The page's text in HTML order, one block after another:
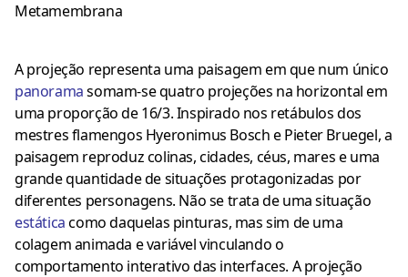
Metamembrana
A projeção representa uma paisagem em que num único
panoramasomam-se quatro projeções na horizontal em
uma proporção de 16/3. Inspirado nos retábulos dos
mestres flamengos Hyeronimus Bosch e Pieter Bruegel, a
paisagem reproduz colinas, cidades, céus, mares e uma
grande quantidade de situações protagonizadas por
diferentes personagens. Não se trata de uma situação
estáticacomo daquelas pinturas, mas sim de uma
colagem animada e variável vinculando o
comportamento interativo das interfaces. A projeção